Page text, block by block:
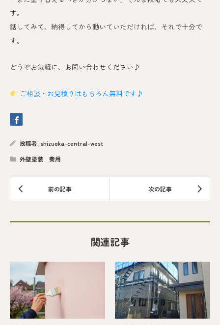
す。
話してみて、納得してから動いていただければ、それで十分で
す。
どうぞお気軽に、お問い合わせください♪
ご相談・お見積りはもちろん無料です♪
投稿者: shizuoka-central-west
外壁塗装 費用
関連記事